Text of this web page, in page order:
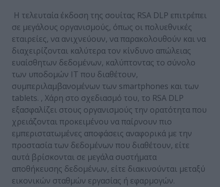
Η τελευταία έκδοση της σουίτας RSA DLP επιτρέπει
σε μεγάλους οργανισμούς, όπως οι πολυεθνικές
εταιρείες, να ανιχνεύουν, να παρακολουθούν και να
διαχειρίζονται καλύτερα τον κίνδυνο απώλειας
ευαίσθητων δεδομένων, καλύπτοντας το σύνολο
των υποδομών ΙΤ που διαθέτουν,
συμπεριλαμβανομένων των smartphones και των
tablets. , Χάρη στο σχεδιασμό του, το RSA DLP
εξασφαλίζει στους οργανισμούς την ορατότητα που
χρειάζονται προκειμένου να παίρνουν πιο
εμπεριστατωμένες αποφάσεις αναφορικά με την
προστασία των δεδομένων που διαθέτουν, είτε
αυτά βρίσκονται σε μεγάλα συστήματα
αποθήκευσης δεδομένων, είτε διακινούνται μεταξύ
εικονικών σταθμών εργασίας ή εφαρμογών.